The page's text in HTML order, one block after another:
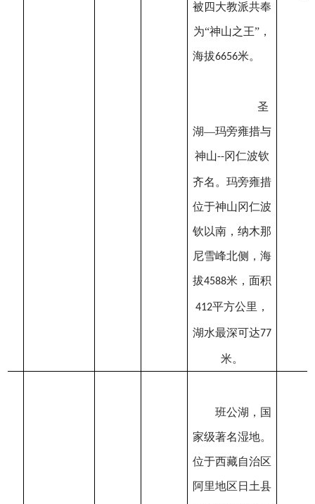
被四大教派共奉
为“神山之王”，
海拔6656米。
圣
湖—玛旁雍措与
神山--冈仁波钦
齐名。玛旁雍措
位于神山冈仁波
钦以南，纳木那
尼雪峰北侧，海
拔4588米，面积
412平方公里，
湖水最深可达77
米。
班公湖，国
家级著名湿地。
位于西藏自治区
阿里地区日土县